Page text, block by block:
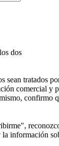
dos
sean tratados
comercial y
confirmo
la información